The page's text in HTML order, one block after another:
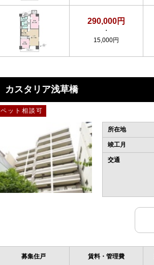
290,000円
・
15,000円
カスタリア浅草橋
ペット相談可
所在地
竣工月
交通
募集住戸 賃料・管理費